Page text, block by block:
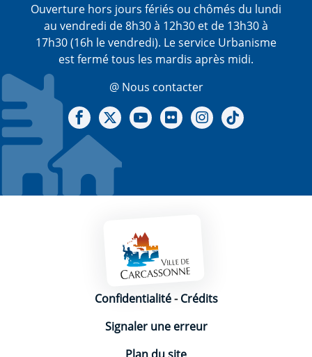
Ouverture hors jours fériés ou chômés du lundi
au vendredi de 8h30 à 12h30 et de 13h30 à
17h30 (16h le vendredi). Le service Urbanisme
est fermé tous les mardis après midi.
@ Nous contacter
Notre Facebook
Notre X - (twitter)
Notre chaine Youtube
Notre Gallerie sur Flickr
Notre Instagram
Mentions légales
Confidentialité-Crédits
Signaler une erreur
Plan du site